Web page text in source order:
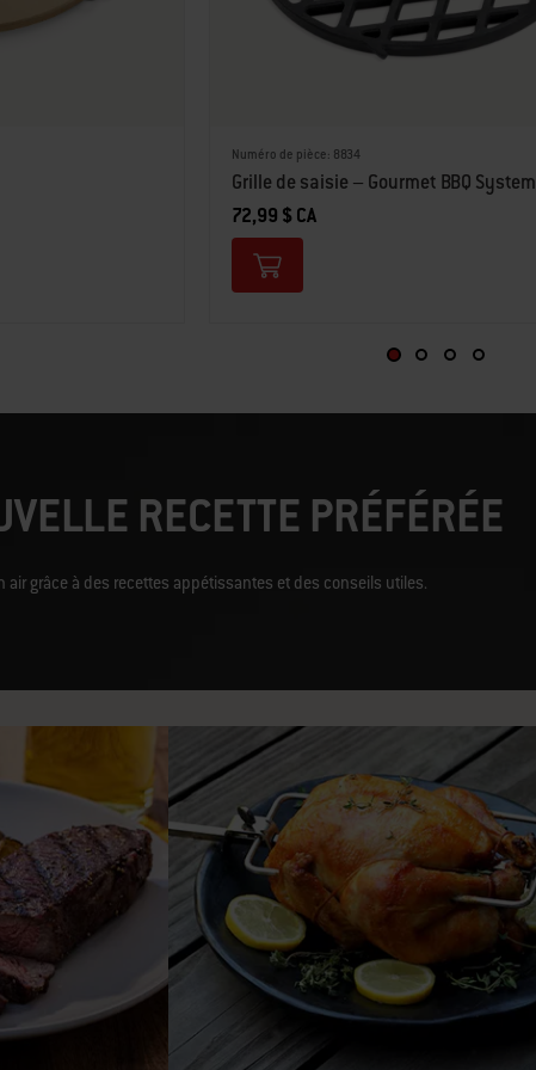
Numéro de pièce: 8834
Grille de saisie – Gourmet BBQ System
72,99 $ CA
RECETTE PRÉFÉRÉE
grâce à des recettes appétissantes et des conseils utiles.